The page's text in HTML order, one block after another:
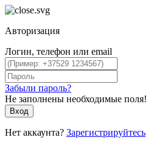
Авторизация
Логин, телефон или email
Забыли пароль?
Не заполнены необходимые поля!
Вход
Нет аккаунта? Зарегистрируйтесь